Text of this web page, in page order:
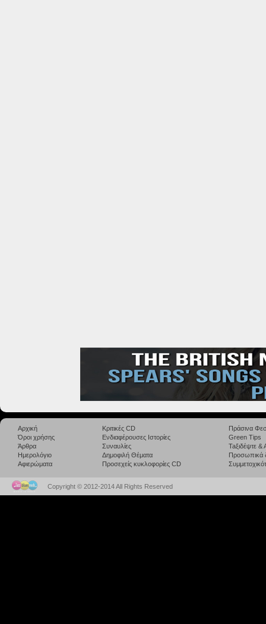
Αρχική
Όροι χρήσης
Άρθρα
Ημερολόγιο
Αφιερώματα
Κριτικές CD
Ενδιαφέρουσες Ιστορίες
Συναυλίες
Δημοφιλή Θέματα
Προσεχείς κυκλοφορίες CD
Πράσινα
Green Tips
Taξιδέψτε
Προσωπικά
Copyright © 2012-2014 All Rights Reserved